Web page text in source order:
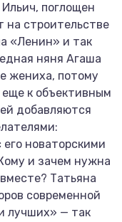
поглощен
на строительстве
«Ленин» и так
няня Агаша
жениха, потому
еще к объективным
добавляются
новаторскими
и зачем нужна
Татьяна
современной
лучших» — так